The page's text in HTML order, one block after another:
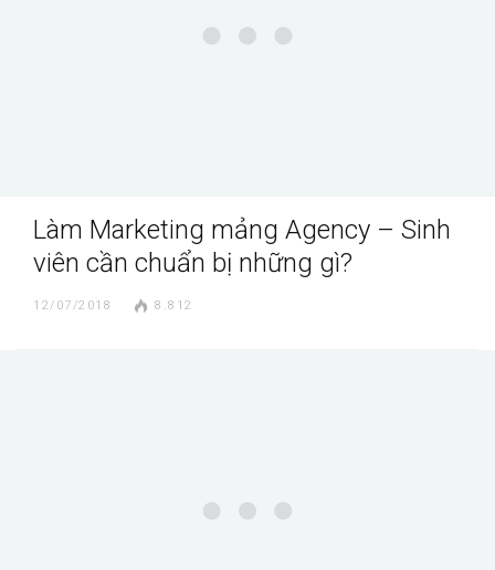
Làm Marketing mảng Agency – Sinh
viên cần chuẩn bị những gì?
12/07/2018 8.812